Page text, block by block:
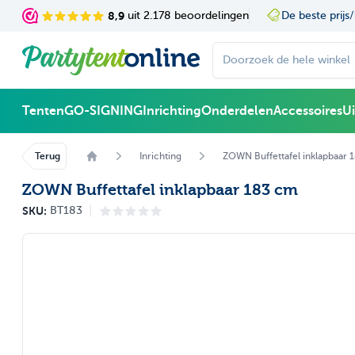
Ga naar de inhoud 8,9 uit 2.178 beoordelingen De beste
TentenGO-SIGNING InrichtingOnderdelenAccessoires
Terug Inrichting ZOWN Buffettafel inklapbaar
ZOWN Buffettafel inklapbaar 183 cm
SKU: BT183